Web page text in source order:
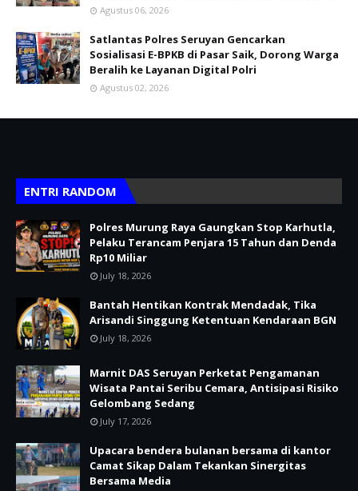
Agustus 06, 2026
Satlantas Polres Seruyan Gencarkan
Sosialisasi E-BPKB di Pasar Saik, Dorong Warga
Beralih ke Layanan Digital Polri
Agustus 02, 2026
ENTRI RANDOM
Polres Murung Raya Gaungkan Stop Karhutla,
Pelaku Terancam Penjara 15 Tahun dan Denda
Rp10 Miliar
July 18, 2026
Bantah Hentikan Kontrak Mendadak, Tika
Arisandi Singgung Ketentuan Kendaraan BGN
July 18, 2026
Marnit DAS Seruyan Perketat Pengamanan
Wisata Pantai Seribu Cemara, Antisipasi Risiko
Gelombang Sedang
July 17, 2026
Upacara bendera bulanan bersama di kantor
Camat Sikap Dalam Tekankan Sinergitas
Bersama Media